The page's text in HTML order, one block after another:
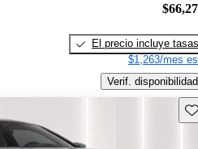
El precio incluye tasas
$1,263/mes
Verif. disponibilidad